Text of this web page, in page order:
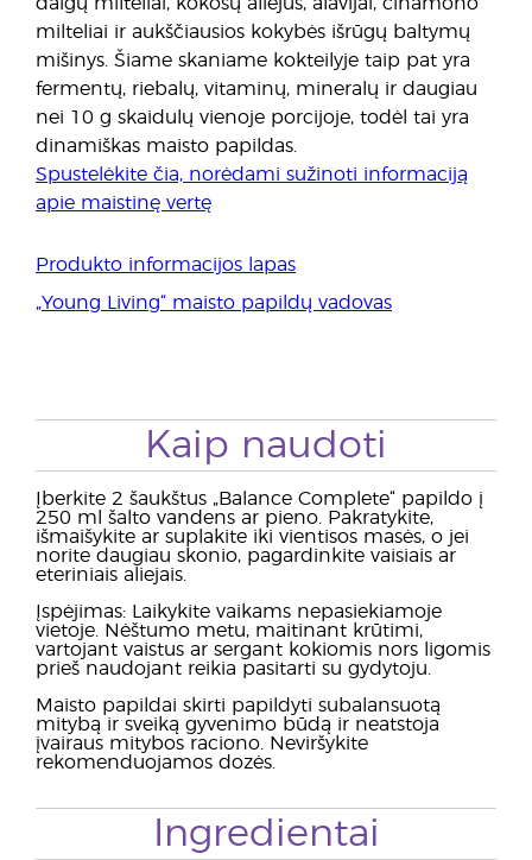
milteliai ir aukščiausios kokybės išrūgų baltymų
mišinys. Šiame skaniame kokteilyje taip pat yra
fermentų, riebalų, vitaminų, mineralų ir daugiau
nei 10 g skaidulų vienoje porcijoje, todėl tai yra
dinamiškas maisto papildas.
Spustelėkite čia, norėdami sužinoti informaciją
apie maistinę vertę
Produkto informacijos lapas
„Young Living“ maisto papildų vadovas
Kaip naudoti
Įberkite 2 šaukštus „Balance Complete“ papildo į
250 ml šalto vandens ar pieno. Pakratykite,
išmaišykite ar suplakite iki vientisos masės, o jei
norite daugiau skonio, pagardinkite vaisiais ar
eteriniais aliejais.
Įspėjimas: Laikykite vaikams nepasiekiamoje
vietoje. Nėštumo metu, maitinant krūtimi,
vartojant vaistus ar sergant kokiomis nors ligomis
prieš naudojant reikia pasitarti su gydytoju.
Maisto papildai skirti papildyti subalansuotą
mitybą ir sveiką gyvenimo būdą ir neatstoja
įvairaus mitybos raciono. Neviršykite
rekomenduojamos dozės.
Ingredientai